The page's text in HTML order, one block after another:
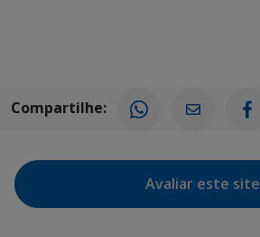
Compartilhe:
Avaliar este site